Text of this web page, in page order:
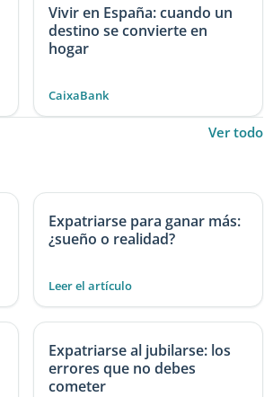
Vivir en España: cuando un
destino se convierte en
hogar
CaixaBank
Ver todo
Expatriarse para ganar más:
¿sueño o realidad?
Leer el artículo
Expatriarse al jubilarse: los
errores que no debes
cometer